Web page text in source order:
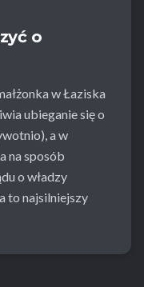
o
w Łaziska
ubieganie się o
a w
na sposób
o władzy
to najsilniejszy